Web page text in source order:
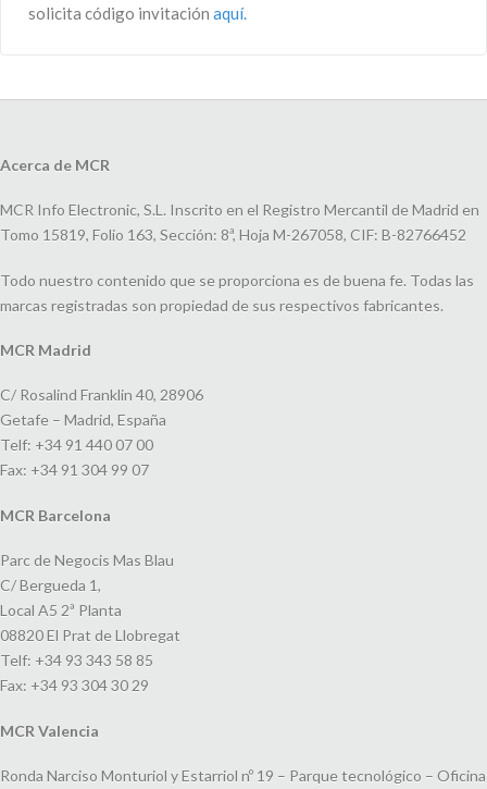
solicita código invitación aquí.
Acerca de MCR
MCR Info Electronic, S.L. Inscrito en el Registro Mercantil de Madrid en
Tomo 15819, Folio 163, Sección: 8ª, Hoja M-267058, CIF: B-82766452
Todo nuestro contenido que se proporciona es de buena fe. Todas las
marcas registradas son propiedad de sus respectivos fabricantes.
MCR Madrid
C/ Rosalind Franklin 40, 28906
Getafe – Madrid, España
Telf: +34 91 440 07 00
Fax: +34 91 304 99 07
MCR Barcelona
Parc de Negocis Mas Blau
C/ Bergueda 1,
Local A5 2ª Planta
08820 El Prat de Llobregat
Telf: +34 93 343 58 85
Fax: +34 93 304 30 29
MCR Valencia
Ronda Narciso Monturiol y Estarriol nº 19 – Parque tecnológico – Oficina